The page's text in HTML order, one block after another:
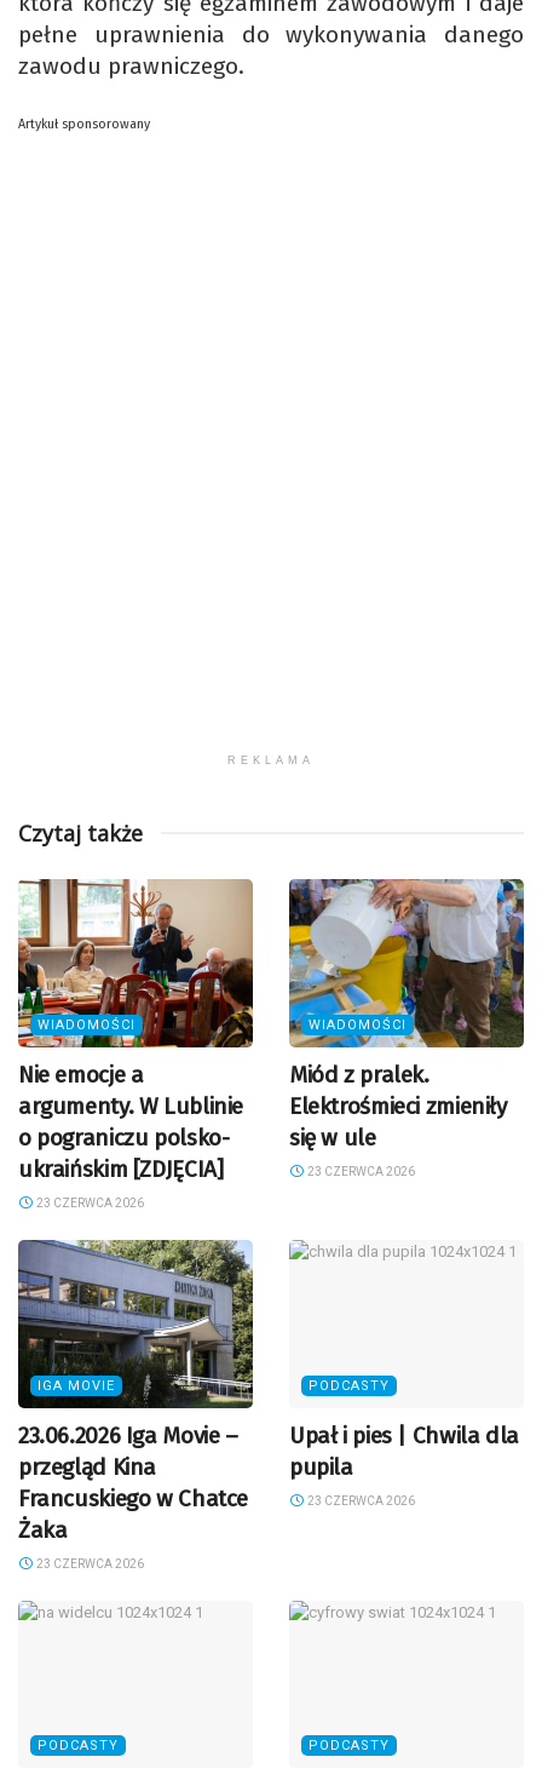
pełne uprawnienia do wykonywania danego
zawodu prawniczego.
Artykuł sponsorowany
REKLAMA
Czytaj także
WIADOMOŚCI
Nie emocje a
argumenty. W Lublinie
o pograniczu polsko-
ukraińskim [ZDJĘCIA]
23 CZERWCA 2026
WIADOMOŚCI
Miód z pralek.
Elektrośmieci zmieniły
się w ule
23 CZERWCA 2026
IGA MOVIE
23.06.2026 Iga Movie –
przegląd Kina
Francuskiego w Chatce
Żaka
23 CZERWCA 2026
PODCASTY
Upał i pies | Chwila dla
pupila
23 CZERWCA 2026
PODCASTY PODCASTY